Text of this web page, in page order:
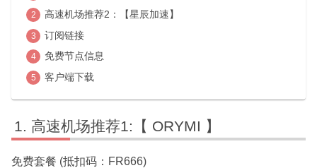
高速机场推荐2：【星辰加速】
订阅链接
免费节点信息
客户端下载
高速机场推荐1:【 ORYMI 】
免费套餐 (抵扣码：FR666)